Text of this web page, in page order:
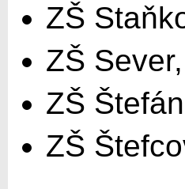
ZŠ
ZŠ
ZŠ
ZŠ